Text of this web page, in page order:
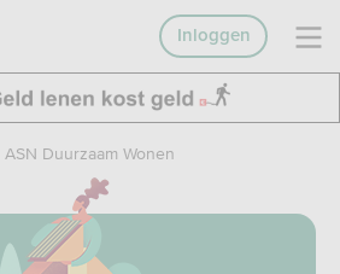
Inloggen
ASN Duurzaam Wonen